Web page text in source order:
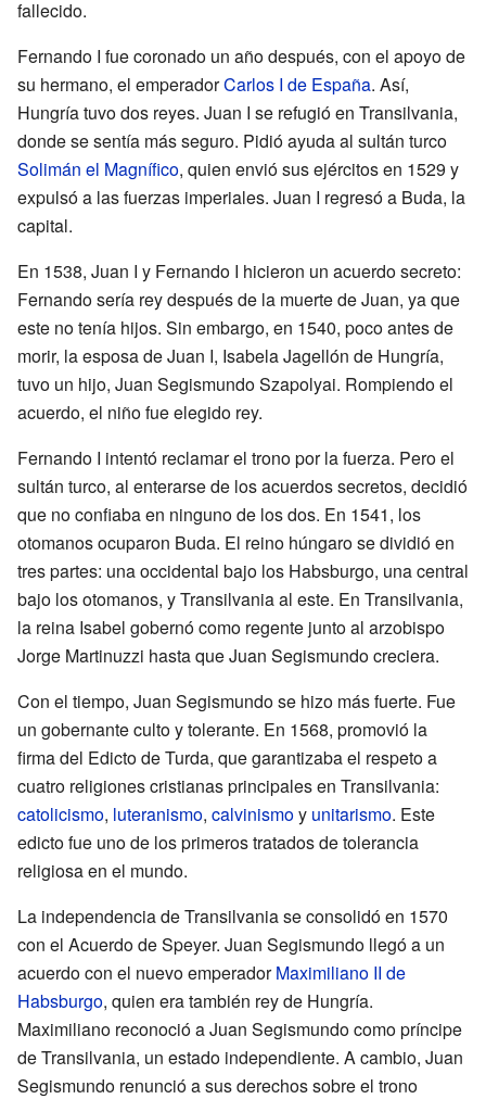
fallecido.
Fernando I fue coronado un año después, con el apoyo de
su hermano, el emperadorCarlos I de España. Así,
Hungría tuvo dos reyes. Juan I se refugió en Transilvania,
donde se sentía más seguro. Pidió ayuda al sultán turco
Solimán el Magnífico, quien envió sus ejércitos en 1529 y
expulsó a las fuerzas imperiales. Juan I regresó a Buda, la
capital.
En 1538, Juan I y Fernando I hicieron un acuerdo secreto:
Fernando sería rey después de la muerte de Juan, ya que
este no tenía hijos. Sin embargo, en 1540, poco antes de
morir, la esposa de Juan I, Isabela Jagellón de Hungría,
tuvo un hijo, Juan Segismundo Szapolyai. Rompiendo el
acuerdo, el niño fue elegido rey.
Fernando I intentó reclamar el trono por la fuerza. Pero el
sultán turco, al enterarse de los acuerdos secretos, decidió
que no confiaba en ninguno de los dos. En 1541, los
otomanos ocuparon Buda. El reino húngaro se dividió en
tres partes: una occidental bajo los Habsburgo, una central
bajo los otomanos, y Transilvania al este. En Transilvania,
la reina Isabel gobernó como regente junto al arzobispo
Jorge Martinuzzi hasta que Juan Segismundo creciera.
Con el tiempo, Juan Segismundo se hizo más fuerte. Fue
un gobernante culto y tolerante. En 1568, promovió la
firma del Edicto de Turda, que garantizaba el respeto a
cuatro religiones cristianas principales en Transilvania:
catolicismo, luteranismo, calvinismoy unitarismo. Este
edicto fue uno de los primeros tratados de tolerancia
religiosa en el mundo.
La independencia de Transilvania se consolidó en 1570
con el Acuerdo de Speyer. Juan Segismundo llegó a un
acuerdo con el nuevo emperadorMaximiliano II de
Habsburgo, quien era también rey de Hungría.
Maximiliano reconoció a Juan Segismundo como príncipe
de Transilvania, un estado independiente. A cambio, Juan
Segismundo renunció a sus derechos sobre el trono